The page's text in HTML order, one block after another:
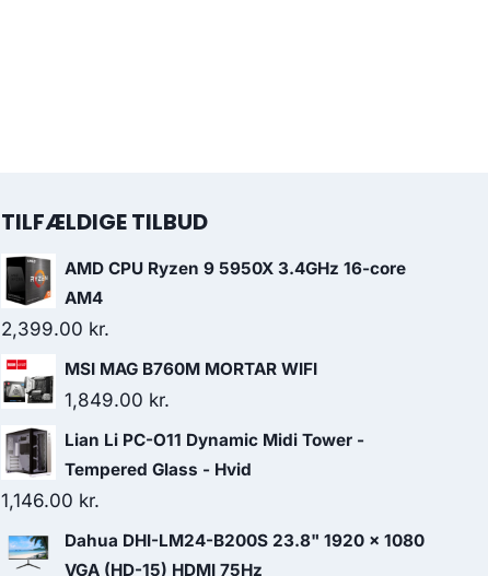
TILFÆLDIGE TILBUD
AMD CPU Ryzen 9 5950X 3.4GHz 16-core
AM4
2,399.00 kr.
MSI MAG B760M MORTAR WIFI
1,849.00 kr.
Lian Li PC-O11 Dynamic Midi Tower -
Tempered Glass - Hvid
1,146.00 kr.
Dahua DHI-LM24-B200S 23.8" 1920 x 1080
VGA (HD-15) HDMI 75Hz